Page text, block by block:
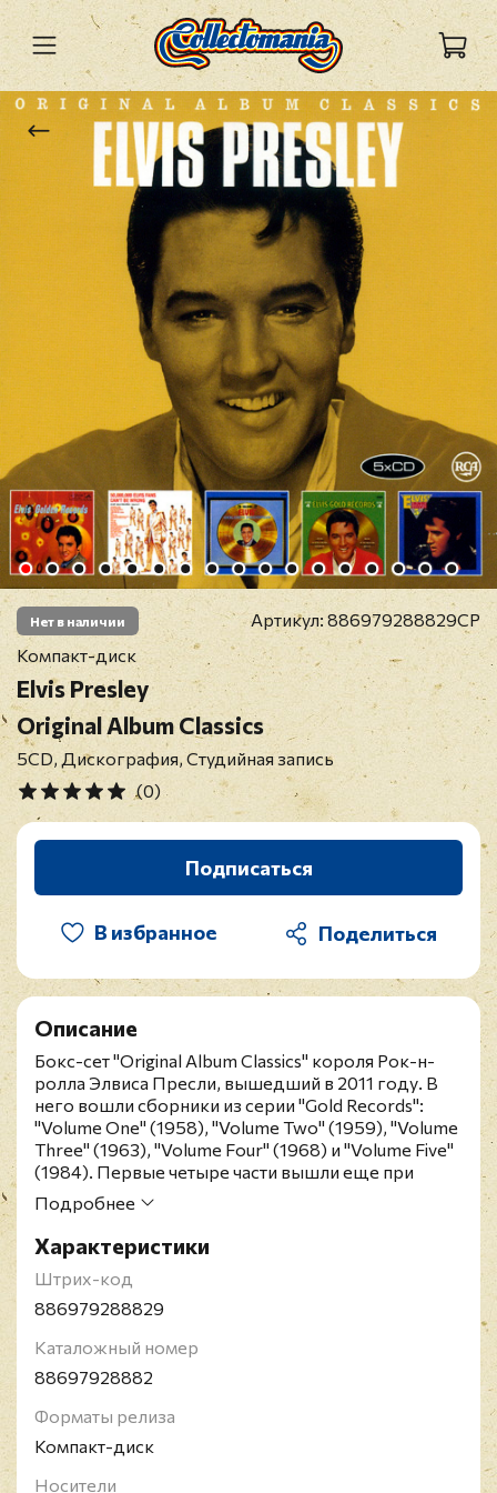
Нет в наличии Артикул: 886979288829CP
Компакт-диск
Elvis Presley
Original Album Classics
5CD, Дискография, Студийная запись
(0)
Подписаться
В избранное
Описание
Бокс-сет "Original Album Classics" короля Рок-н-
ролла Элвиса Пресли, вышедший в 2011 году. В
него вошли сборники из серии "Gold Records":
"Volume One" (1958), "Volume Two" (1959), "Volume
Three" (1963), "Volume Four" (1968) и "Volume Five"
(1984). Первые четыре части вышли еще при
жизни Элвиса. "Volume One" получил
шестикратный платиновый статус в США и
платиновый в Канаде, два последующих
сборника - платиновый в США, два последних на
родине певца - золотой . "Volume One" занял в
Великобритании и США - 3-е место в местных хит-
первое место в американских чартах. "Volume
Two", также озаглавленный "50,000,000 Elvis Fans
британских чартах. "Volume Three" пробился на 3-е
место в американских чартах, и на 6-е в
Великобритании. , Издание из серии "Original
Album Classics" представлено на пяти CD дисках.
Подробнее
Характеристики
Штрих-код
886979288829
Каталожный номер
88697928882
Форматы релиза
Компакт-диск
Носители